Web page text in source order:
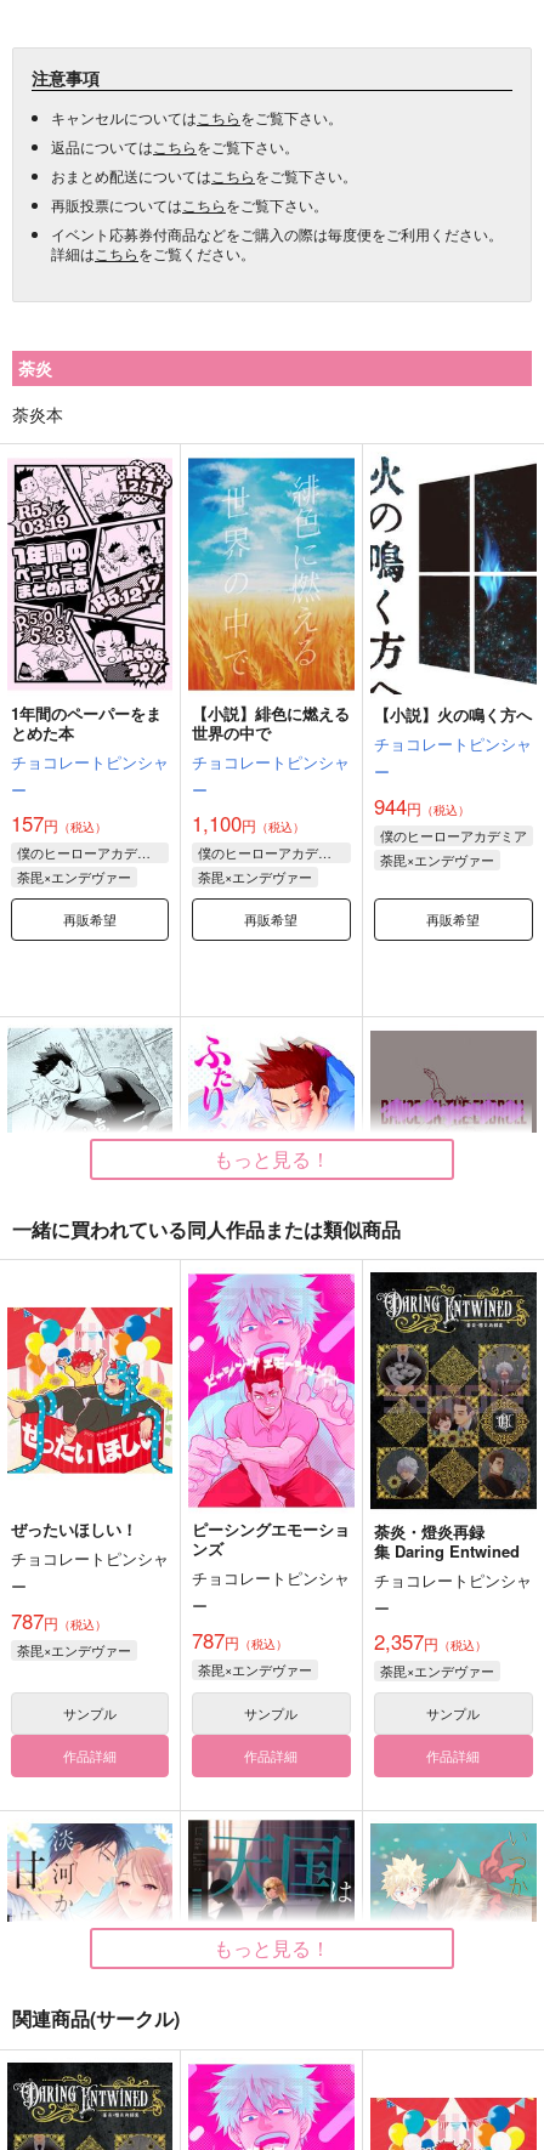
注意事項
キャンセルについては こちらをご覧下さい。
返品については こちらをご覧下さい。
おまとめ配送については こちらをご覧下さい。
再販投票については こちらをご覧下さい。
イベント応募券付商品などをご購入の際は毎度便をご利用ください。
詳細は こちらをご覧ください。
荼炎
荼炎本
1年間のペーパーをま
とめた本
チョコレートピンシャ
ー
157円 （税込）
僕のヒーローアカデミア
荼毘×エンデヴァー
再販希望
【小説】緋色に燃える
世界の中で
チョコレートピンシャ
ー
1,100円 （税込）
僕のヒーローアカデミア
荼毘×エンデヴァー
再販希望
【小説】火の鳴く方へ
チョコレートピンシャ
ー
944円 （税込）
僕のヒーローアカデミア
荼毘×エンデヴァー
再販希望
いもの
チョコレートピンシャ
ー
315円 （税込）
僕のヒーローアカデミア
荼毘×エンデヴァー
【小説】ふたり、ひと
とせ
チョコレートピンシャ
ー
1,572円（税込）
僕のヒーローアカデミア
荼毘×エンデヴァー
再販希望
【漫画】
DANCE ON THE END
ROLL
チョコレートピンシャ
ー
787円（税込）
僕のヒーローアカデミア
荼毘×エンデヴァー
再販希望
もっと見る！
一緒に買われている同人作品または類似商品
ぜったいほしい！
チョコレートピンシャ
ー
787円 （税込）
荼毘×エンデヴァー
サンプル
作品詳細
ピーシングエモーショ
ンズ
チョコレートピンシャ
ー
787円 （税込）
荼毘×エンデヴァー
サンプル
作品詳細
荼炎・燈炎再録
集 Daring Entwined
チョコレートピンシャ
ー
2,357円 （税込）
荼毘×エンデヴァー
サンプル
作品詳細
淡河かれんは甘噛みす
る４
BUNTMANIA
天国はまだ遠く
そしてチュロス
787
薄荷
もっと見る！
関連商品(サークル)